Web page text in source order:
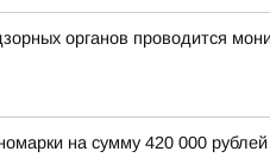
органов проводится
на сумму 420 000